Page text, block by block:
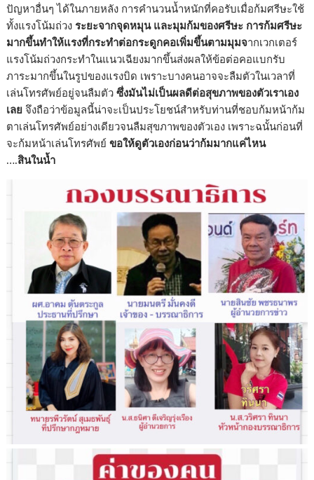
ปัญหาอื่นๆ ได้ในภายหลัง การคำนวนน้ำหนักที่คอรับเมื่อก้มศรีษะใช้
ทั้งแรงโน้มถ่วง ระยะจากจุดหมุน และมุมก้มของศรีษะ การก้มศรีษะ
มากขึ้นทำให้แรงที่กระทำต่อกระดูกคอเพิ่มขึ้นตามมุมจากเวกเตอร์
แรงโน้มถ่วงกระทำในแนวเฉียงมากขึ้นส่งผลให้ข้อต่อคอแบกรับ
ภาระมากขึ้นในรูปของแรงบิด เพราะบางคนอาจจะลืมตัวในเวลาที่
เล่นโทรศัพย์อยู่จนลืมตัวซึ่งมันไม่เป็นผลดีต่อสุขภาพของตัวเราเอง
เลย จึงถือว่าข้อมูลนี้น่าจะเป็นประโยชน์สำหรับท่านที่ชอบก้มหน้าก้ม
ตาเล่นโทรศัพย์อย่างเดียวจนลืมสุขภาพของตัวเอง เพราะฉนั้นก่อนที่
จะก้มหน้าเล่นโทรศัพย์ ขอให้ดูตัวเองก่อนว่าก้มมากแค่ไหน
….สินในน้ำ